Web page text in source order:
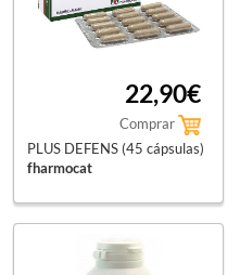
22,90€
Comprar
PLUS DEFENS (45 cápsulas)
fharmocat